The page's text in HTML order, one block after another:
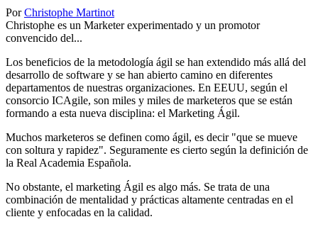
PorChristophe Martinot
Christophe es un Marketer experimentado y un promotor
convencido del...
Los beneficios de la metodología ágil se han extendido más allá del
desarrollo de software y se han abierto camino en diferentes
departamentos de nuestras organizaciones. En EEUU, según el
consorcio ICAgile, son miles y miles de marketeros que se están
formando a esta nueva disciplina: el Marketing Ágil.
Muchos marketeros se definen como ágil, es decir "que se mueve
con soltura y rapidez". Seguramente es cierto según la definición de
la Real Academia Española.
No obstante, el marketing Ágil es algo más. Se trata de una
combinación de mentalidad y prácticas altamente centradas en el
cliente y enfocadas en la calidad.